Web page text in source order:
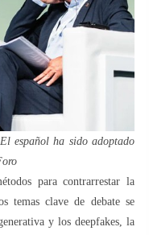
español ha sido adoptado
para contrarrestar la
temas clave de debate se
y los deepfakes, la